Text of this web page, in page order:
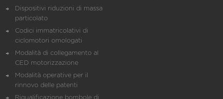
Dispositivi riduzioni di massa
particolato
Codici immatricolativi di
ciclomotori omologati
Modalità di collegamento al
CED motorizzazione
Modalità operative per il
rinnovo delle patenti
Riqualificazione bombole di